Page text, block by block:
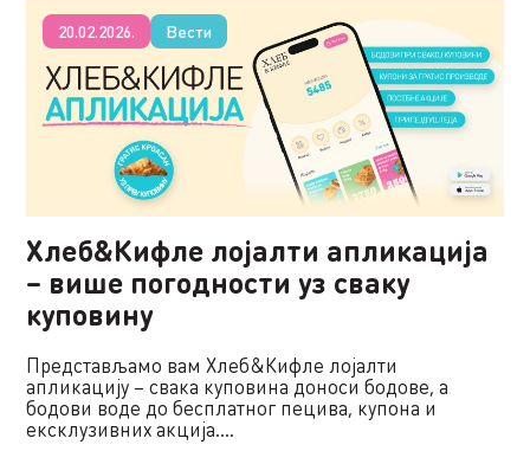
20.02.2026. Вести
Хлеб&Кифле лојалти апликација
– више погодности уз сваку
куповину
Представљамо вам Хлеб&Кифле лојалти
апликацију – свака куповина доноси бодове, а
бодови воде до бесплатног пецива, купона и
ексклузивних акција....